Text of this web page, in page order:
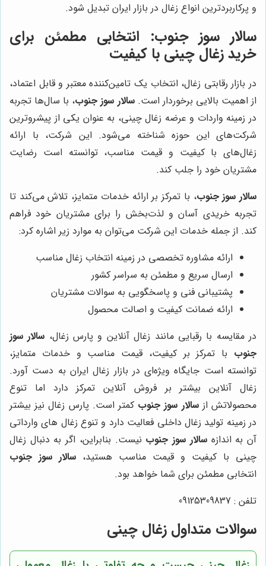
و پرکاربردترین انواع زغال در بازار ایران تبدیل شود.
سالار سوز جنوب: انتخابی مطمئن برای
خرید زغال چینی با کیفیت
در بازار رقابتی زغال، انتخاب یک تامین‌کننده معتبر و قابل اعتماد،
از اهمیت بالایی برخوردار است.سالار سوز جنوب، با سال‌ها تجربه
در زمینه واردات و عرضه زغال چینی، به عنوان یکی از پیشروترین
شرکت‌های این حوزه شناخته می‌شود. این شرکت، با ارائه
زغال‌های با کیفیت و قیمت مناسب، توانسته است رضایت
مشتریان خود را جلب کند.
سالار سوز جنوب، با تمرکز بر ارائه خدمات متمایز، تلاش می‌کند تا
تجربه خریدی آسان و لذت‌بخش را برای مشتریان خود فراهم
کند. از جمله خدمات این شرکت می‌توان به موارد زیر اشاره کرد:
ارائه مشاوره تخصصی در زمینه انتخاب زغال مناسب
ارسال سریع و مطمئن به سراسر کشور
پشتیبانی فنی و پاسخگویی به سوالات مشتریان
ارائه ضمانت کیفیت و اصالت محصول
در مقایسه با رقبایی مانند زغال آنلاین و پارس زغال، سالار سوز
جنوب با تمرکز بر کیفیت، قیمت مناسب و خدمات متمایز،
توانسته است جایگاه ویژه‌ای در بازار زغال ایران به دست آورد.
زغال آنلاین بیشتر بر فروش آنلاین تمرکز دارد اما تنوع
محصولاتش ازسالار سوز جنوب کمتر است. پارس زغال نیز بیشتر
در زمینه تولید زغال داخلی فعالیت دارد و تنوع زغال های وارداتی
آن به اندازهسالار سوز جنوب نیست. بنابراین، اگر به دنبال زغال
چینی با کیفیت و قیمت مناسب هستید، سالار سوز جنوب
انتخابی مطمئن برای شما خواهد بود.
تلفن : 09125309837
سوالات متداول زغال چینی